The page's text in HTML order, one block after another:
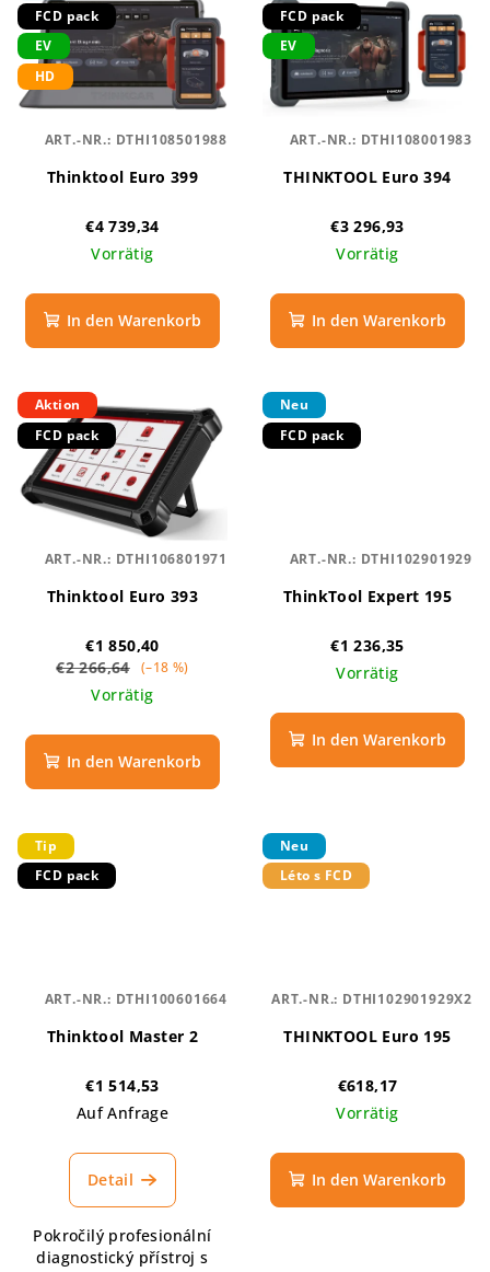
FCD pack
EV
HD
Thinktool Euro 399
€4 739,34
Vorrätig
In den Warenkorb
ART.-NR.: DTHI108501988
FCD pack
EV
THINKTOOL Euro 394
€3 296,93
Vorrätig
In den Warenkorb
ART.-NR.: DTHI108001983
Aktion
FCD pack
Thinktool Euro 393
€1 850,40
€2 266,64 (–18 %)
Vorrätig
In den Warenkorb
ART.-NR.: DTHI106801971
Neu
FCD pack
ThinkTool Expert 195
€1 236,35
Vorrätig
In den Warenkorb
ART.-NR.: DTHI102901929
Tip
FCD pack
Thinktool Master 2
€1 514,53
Auf Anfrage
Detail
Pokročilý profesionální
diagnostický přístroj s
ART.-NR.: DTHI100601664
Neu
Léto s FCD
THINKTOOL Euro 195
€618,17
Vorrätig
In den Warenkorb
ART.-NR.: DTHI102901929X2